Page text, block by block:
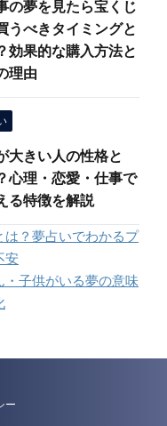
の夢を見たら宝くじ
うべきタイミングと
効果的な購入方法と
理由
大きい人の性格と
心理・恋愛・仕事で
る特徴を解説
？夢占いでわかるプ
安
子供がいる夢の意味
ー